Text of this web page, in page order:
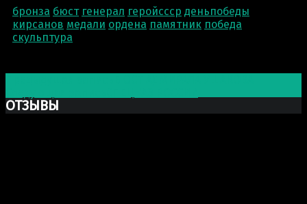
бронза бюст генерал геройссср деньпобеды
кирсанов медали ордена памятник победа
скульптура
ОТЗЫВЫ